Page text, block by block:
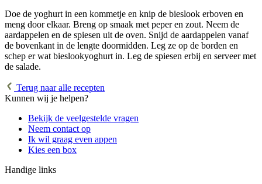
Doe de yoghurt in een kommetje en knip de bieslook erboven en
meng door elkaar. Breng op smaak met peper en zout. Neem de
aardappelen en de spiesen uit de oven. Snijd de aardappelen vanaf
de bovenkant in de lengte doormidden. Leg ze op de borden en
schep er wat bieslookyoghurt in. Leg de spiesen erbij en serveer met
de salade.
Terug naar alle recepten
Kunnen wij je helpen?
Bekijk de veelgestelde vragen
Neem contact op
Ik wil graag even appen
Kies een box
Handige links